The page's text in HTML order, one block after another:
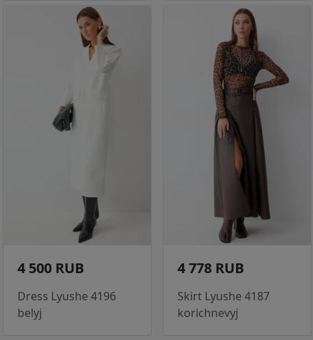
4 500 RUB
Dress Lyushe 4196
belyj
4 778 RUB
Skirt Lyushe 4187
korichnevyj